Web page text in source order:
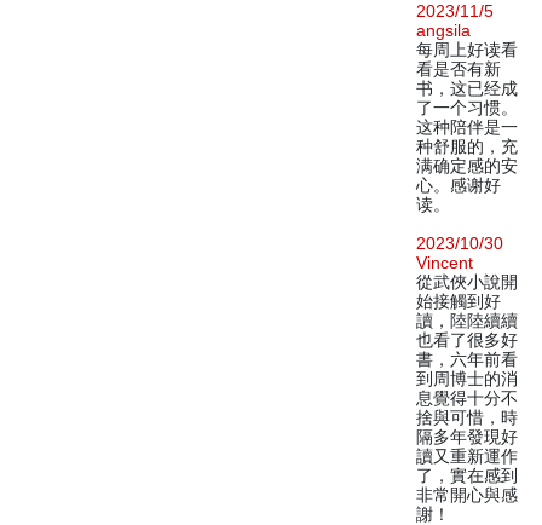
2023/11/5
angsila
每周上好读看
看是否有新
书，这已经成
了一个习惯。
这种陪伴是一
种舒服的，充
满确定感的安
心。感谢好
读。
2023/10/30
Vincent
從武俠小說開
始接觸到好
讀，陸陸續續
也看了很多好
書，六年前看
到周博士的消
息覺得十分不
捨與可惜，時
隔多年發現好
讀又重新運作
了，實在感到
非常開心與感
謝！